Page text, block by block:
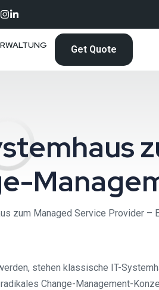
Get Quote
zum Managed Service Provider –
stehen klassische IT-
Change-Management-